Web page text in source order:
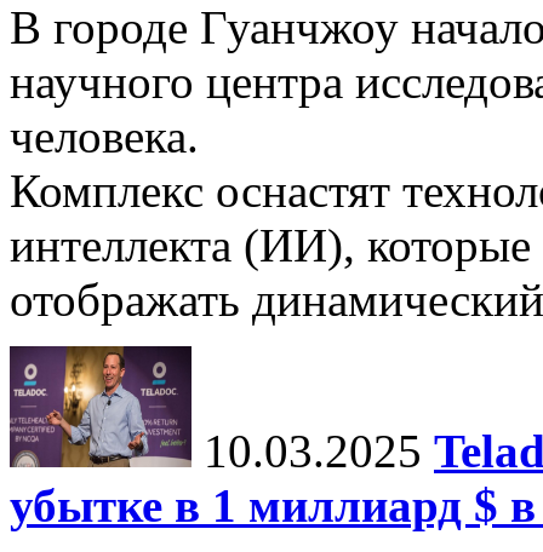
В городе Гуанчжоу
научного центра
человека.
Комплекс оснастят
интеллекта (ИИ),
отображать
10.03.2025
убытке в 1 миллиард $ в